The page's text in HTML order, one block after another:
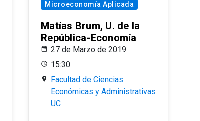
Microeconomía Aplicada
Matías Brum, U. de la
República-Economía
27 de Marzo de 2019
15:30
Facultad de Ciencias
Económicas y Administrativas
UC